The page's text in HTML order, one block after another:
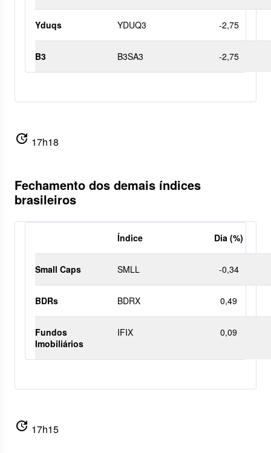
Yduqs YDUQ3 -2,75
B3 B3SA3 -2,75
update 17h18
Fechamento dos demais índices
brasileiros
Índice Dia (%)
Small Caps SMLL -0,34
BDRs BDRX 0,49
Fundos
Imobiliários
IFIX 0,09
update 17h15